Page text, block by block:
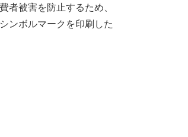
者被害を防止するため、
ンボルマークを印刷した